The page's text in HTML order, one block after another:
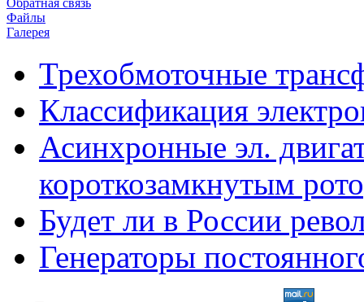
Обратная связь
Файлы
Галерея
Трехобмоточные
Классификация
Асинхронные эл.
короткозамкнутым
Будет ли в России
Генераторы